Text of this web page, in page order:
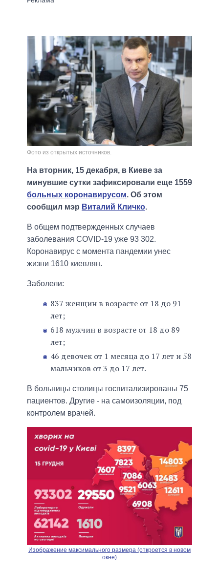
Фото из открытых источников.
На вторник, 15 декабря, в Киеве за
минувшие сутки зафиксировали еще 1559
больных коронавирусом. Об этом
сообщил мэр Виталий Кличко.
В общем подтвержденных случаев
заболевания COVID-19 уже 93 302.
Коронавирус с момента пандемии унес
жизни 1610 киевлян.
Заболели:
837 женщин в возрасте от 18 до 91
лет;
618 мужчин в возрасте от 18 до 89
лет;
46 девочек от 1 месяца до 17 лет и 58
мальчиков от 3 до 17 лет.
В больницы столицы госпитализированы 75
пациентов. Другие - на самоизоляции, под
контролем врачей.
Изображение максимального размера (откроется в новом
окне)